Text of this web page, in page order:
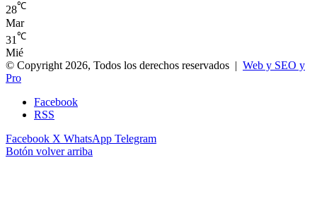
28℃
Mar
31 ℃
Mié
© Copyright 2026, Todos los derechos reservados | Web y SEO y
Pro
Facebook
RSS
Facebook X WhatsApp Telegram
Botón volver arriba